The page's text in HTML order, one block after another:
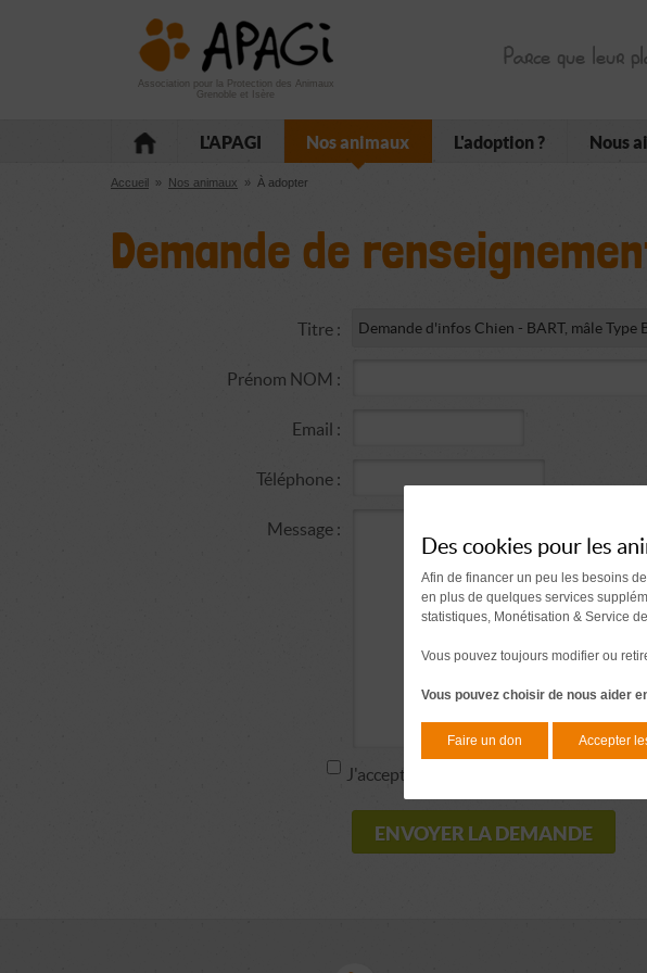
navigation
contenu
pied
Association pour la Protection des Animaux
Grenoble et Isère
Parce que leur
L'APAGI Nos animaux L'adoption ? Nous
Accueil » Nos animaux » À adopter
Demande de
Titre :
Prénom NOM :
Email :
Téléphone :
Message :
J'accepte la politique de confidentialité
Des cookies pour les
Afin de financer un peu les besoins
en plus de quelques services
statistiques, Monétisation & Service
Vous pouvez toujours modifier ou
Vous pouvez choisir de nous aider
Faire un don Accepter